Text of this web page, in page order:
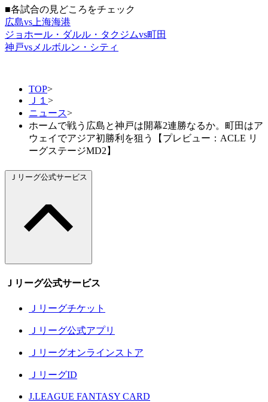
■各試合の見どころをチェック
広島vs上海海港
ジョホール・ダルル・タクジムvs町田
神戸vsメルボルン・シティ
TOP>
Ｊ１ >
ニュース>
ホームで戦う広島と神戸は開幕2連勝なるか。町田はア
ウェイでアジア初勝利を狙う【プレビュー：ACLE リ
ーグステージMD2】
Ｊリーグ公式サービス
Ｊリーグ公式サービス
Ｊリーグチケット
Ｊリーグ公式アプリ
Ｊリーグオンラインストア
ＪリーグID
J.LEAGUE FANTASY CARD